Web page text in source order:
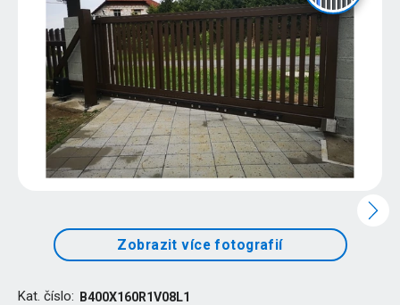
Zobrazit více fotografií
Kat. číslo: B400X160R1V08L1